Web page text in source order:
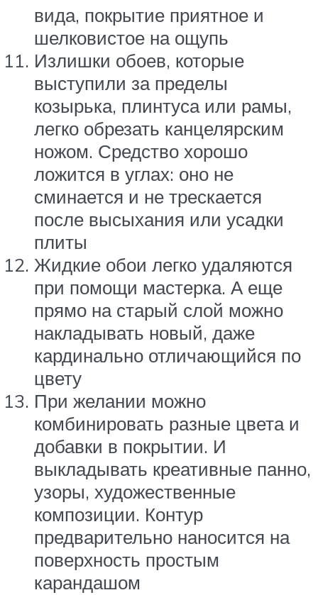
вида, покрытие приятное и
шелковистое на ощупь
Излишки обоев, которые
выступили за пределы
козырька, плинтуса или рамы,
легко обрезать канцелярским
ножом. Средство хорошо
ложится в углах: оно не
сминается и не трескается
после высыхания или усадки
плиты
Жидкие обои легко удаляются
при помощи мастерка. А еще
прямо на старый слой можно
накладывать новый, даже
кардинально отличающийся по
цвету
При желании можно
комбинировать разные цвета и
добавки в покрытии. И
выкладывать креативные панно,
узоры, художественные
композиции. Контур
предварительно наносится на
поверхность простым
карандашом